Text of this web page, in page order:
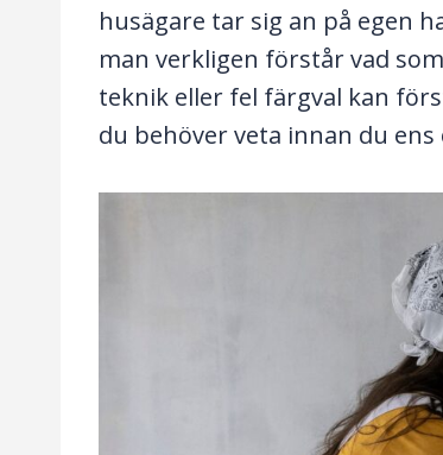
husägare tar sig an på egen
man verkligen förstår vad
teknik eller fel färgval kan
du behöver veta innan du